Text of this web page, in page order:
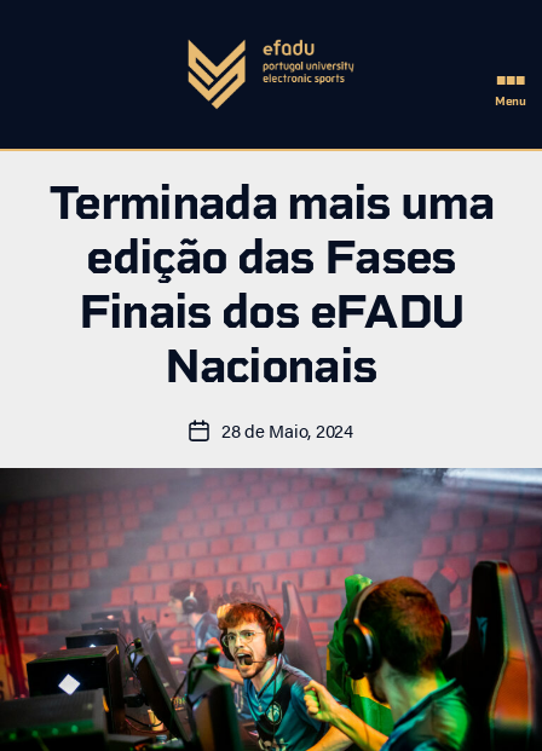
■■■
Menu
Terminada mais uma
edição das Fases
Finais dos eFADU
Nacionais
Data
artigo
28 de Maio, 2024